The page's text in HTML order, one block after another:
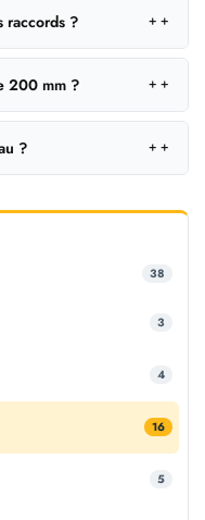
raccords ? ＋
200 mm ? ＋
? ＋
38
3
4
16
5